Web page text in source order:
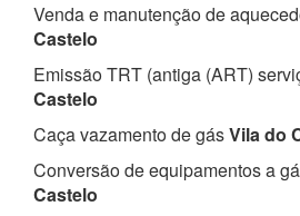
Venda e manutenção de
Castelo
Emissão TRT (antiga (ART)
Castelo
Caça vazamento de gásVila do
Conversão de equipamentos a
Castelo